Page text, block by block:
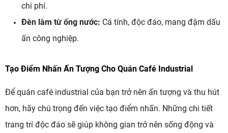
chi phí.
Đèn làm từ ống nước: Cá tính, độc đáo, mang đậm dấu
ấn công nghiệp.
Tạo Điểm Nhấn Ấn Tượng Cho Quán Café Industrial
Để quán café industrial của bạn trở nên ấn tượng và thu hút
hơn, hãy chú trọng đến việc tạo điểm nhấn. Những chi tiết
trang trí độc đáo sẽ giúp không gian trở nên sống động và